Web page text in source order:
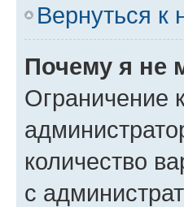
Вернуться к
Почему я не
Ограничение
количество
с